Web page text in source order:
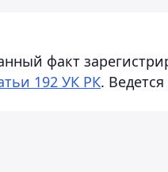
факт
192 УК РК.